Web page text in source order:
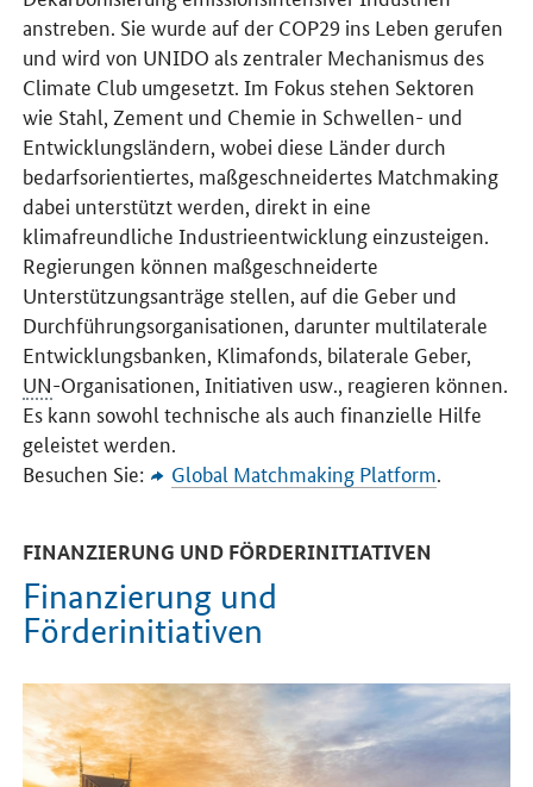
anstreben. Sie wurde auf der COP29 ins Leben gerufen
und wird von UNIDO als zentraler Mechanismus des
Climate Club umgesetzt. Im Fokus stehen Sektoren
wie Stahl, Zement und Chemie in Schwellen- und
Entwicklungsländern, wobei diese Länder durch
bedarfsorientiertes, maßgeschneidertes Matchmaking
dabei unterstützt werden, direkt in eine
klimafreundliche Industrieentwicklung einzusteigen.
Regierungen können maßgeschneiderte
Unterstützungsanträge stellen, auf die Geber und
Durchführungsorganisationen, darunter multilaterale
Entwicklungsbanken, Klimafonds, bilaterale Geber,
UN-Organisationen, Initiativen usw., reagieren können.
Es kann sowohl technische als auch finanzielle Hilfe
geleistet werden.
Besuchen Sie:
Global Matchmaking Platform
FINANZIERUNG UND FÖRDERINITIATIVEN
Finanzierung und
Förderinitiativen